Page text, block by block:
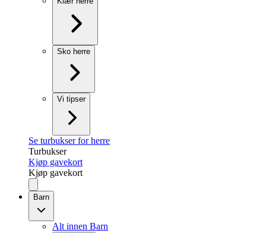
Sko herre
Vi tipser
Se turbukser for herre
Turbukser
Kjøp gavekort
Kjøp gavekort
Barn
Alt innen Barn